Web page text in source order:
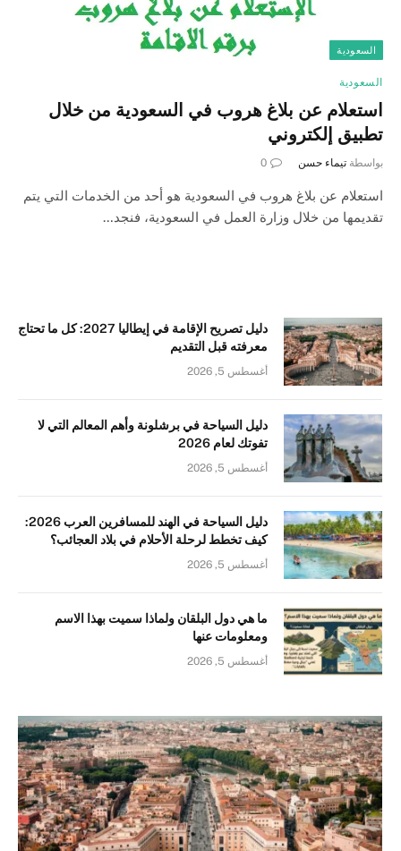
السعودية
السعودية
استعلام عن بلاغ هروب في السعودية من خلال
تطبيق إلكتروني
بواسطة تيماء حسن 0
استعلام عن بلاغ هروب في السعودية هو أحد من الخدمات التي يتم
تقديمها من خلال وزارة العمل في السعودية، فنجد…
دليل تصريح الإقامة في إيطاليا 2027: كل ما تحتاج
معرفته قبل التقديم
أغسطس 5, 2026
دليل السياحة في برشلونة وأهم المعالم التي لا
تفوتك لعام 2026
أغسطس 5, 2026
دليل السياحة في الهند للمسافرين العرب 2026:
كيف تخطط لرحلة الأحلام في بلاد العجائب؟
أغسطس 5, 2026
ما هي دول البلقان ولماذا سميت بهذا الاسم
ومعلومات عنها
أغسطس 5, 2026